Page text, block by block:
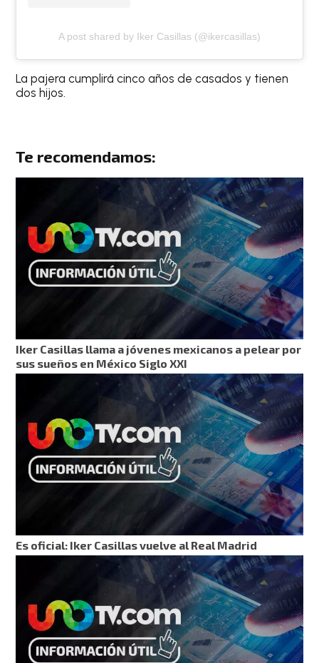
A post shared by Iker Casillas (@ikercasillas)
La pajera cumplirá cinco años de casados y tienen
dos hijos.
Te recomendamos:
Iker Casillas llama a jóvenes mexicanos a pelear por
sus sueños en México Siglo XXI
Es oficial: Iker Casillas vuelve al Real Madrid